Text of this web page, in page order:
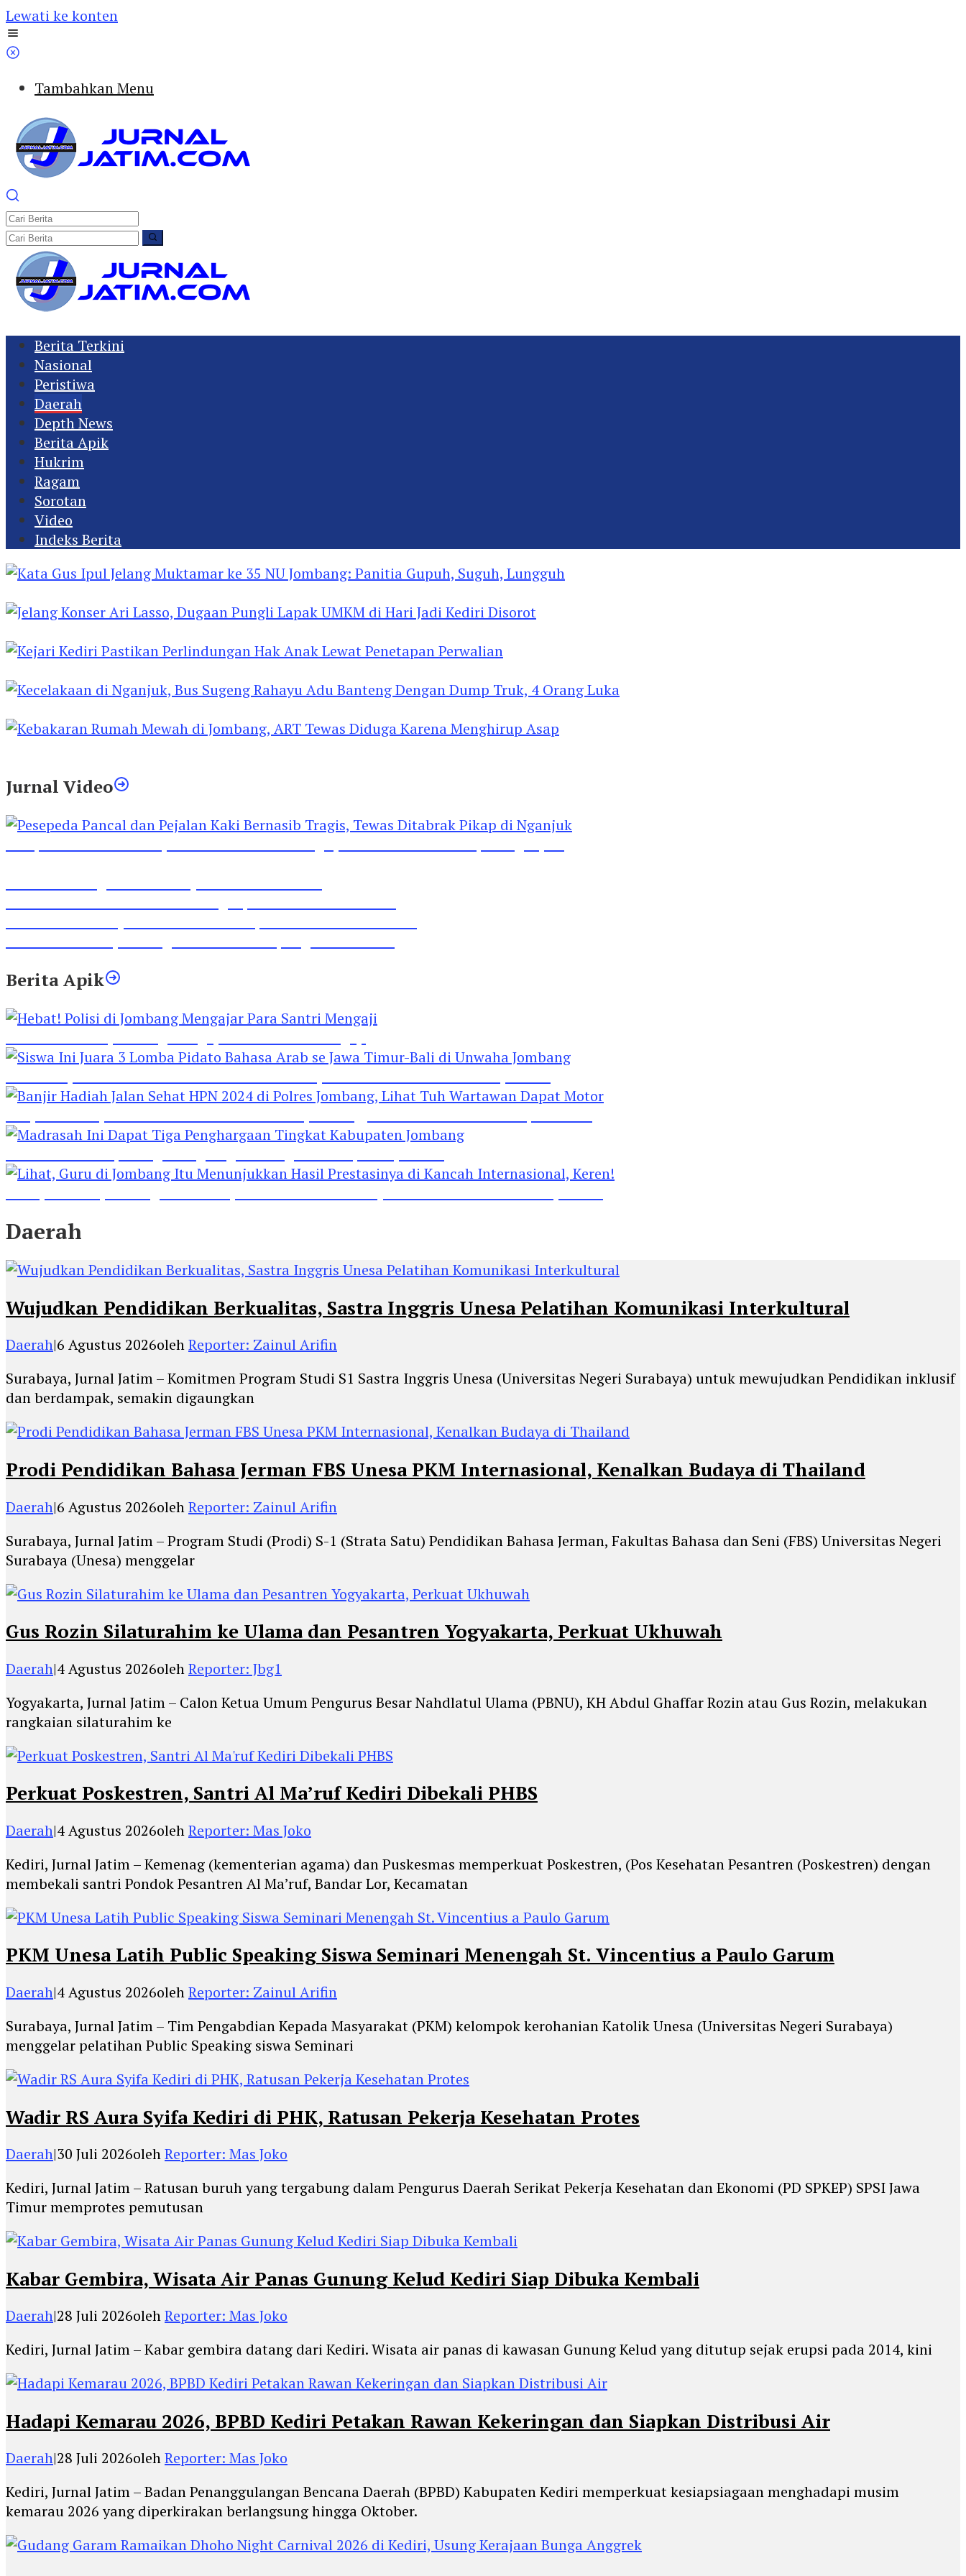
Lewati ke konten
Tambahkan Menu
Berita Terkini
Nasional
Peristiwa
Daerah
Depth News
Berita Apik
Hukrim
Ragam
Sorotan
Video
Indeks Berita
Jurnal Video
Berita Apik
Daerah
Wujudkan Pendidikan Berkualitas, Sastra Inggris Unesa Pelatihan Komunikasi Interkultural
Daerah|6 Agustus 2026olehReporter: Zainul Arifin
Surabaya, Jurnal Jatim – Komitmen Program Studi S1 Sastra Inggris Unesa (Universitas Negeri Surabaya) untuk mewujudkan Pendidikan inklusif
dan berdampak, semakin digaungkan
Prodi Pendidikan Bahasa Jerman FBS Unesa PKM Internasional, Kenalkan Budaya di Thailand
Daerah|6 Agustus 2026olehReporter: Zainul Arifin
Surabaya, Jurnal Jatim – Program Studi (Prodi) S-1 (Strata Satu) Pendidikan Bahasa Jerman, Fakultas Bahasa dan Seni (FBS) Universitas Negeri
Surabaya (Unesa) menggelar
Gus Rozin Silaturahim ke Ulama dan Pesantren Yogyakarta, Perkuat Ukhuwah
Daerah|4 Agustus 2026olehReporter: Jbg1
Yogyakarta, Jurnal Jatim – Calon Ketua Umum Pengurus Besar Nahdlatul Ulama (PBNU), KH Abdul Ghaffar Rozin atau Gus Rozin, melakukan
rangkaian silaturahim ke
Perkuat Poskestren, Santri Al Ma’ruf Kediri Dibekali PHBS
Daerah|4 Agustus 2026olehReporter: Mas Joko
Kediri, Jurnal Jatim – Kemenag (kementerian agama) dan Puskesmas memperkuat Poskestren, (Pos Kesehatan Pesantren (Poskestren) dengan
membekali santri Pondok Pesantren Al Ma’ruf, Bandar Lor, Kecamatan
PKM Unesa Latih Public Speaking Siswa Seminari Menengah St. Vincentius a Paulo Garum
Daerah|4 Agustus 2026olehReporter: Zainul Arifin
Surabaya, Jurnal Jatim – Tim Pengabdian Kepada Masyarakat (PKM) kelompok kerohanian Katolik Unesa (Universitas Negeri Surabaya)
menggelar pelatihan Public Speaking siswa Seminari
Wadir RS Aura Syifa Kediri di PHK, Ratusan Pekerja Kesehatan Protes
Daerah|30 Juli 2026olehReporter: Mas Joko
Kediri, Jurnal Jatim – Ratusan buruh yang tergabung dalam Pengurus Daerah Serikat Pekerja Kesehatan dan Ekonomi (PD SPKEP) SPSI Jawa
Timur memprotes pemutusan
Kabar Gembira, Wisata Air Panas Gunung Kelud Kediri Siap Dibuka Kembali
Daerah|28 Juli 2026olehReporter: Mas Joko
Kediri, Jurnal Jatim – Kabar gembira datang dari Kediri. Wisata air panas di kawasan Gunung Kelud yang ditutup sejak erupsi pada 2014, kini
Hadapi Kemarau 2026, BPBD Kediri Petakan Rawan Kekeringan dan Siapkan Distribusi Air
Daerah|28 Juli 2026olehReporter: Mas Joko
Kediri, Jurnal Jatim – Badan Penanggulangan Bencana Daerah (BPBD) Kabupaten Kediri memperkuat kesiapsiagaan menghadapi musim
kemarau 2026 yang diperkirakan berlangsung hingga Oktober.